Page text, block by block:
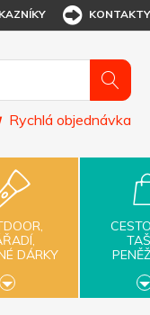
KONTAKTY
Rychlá objednávka
DÁRKY